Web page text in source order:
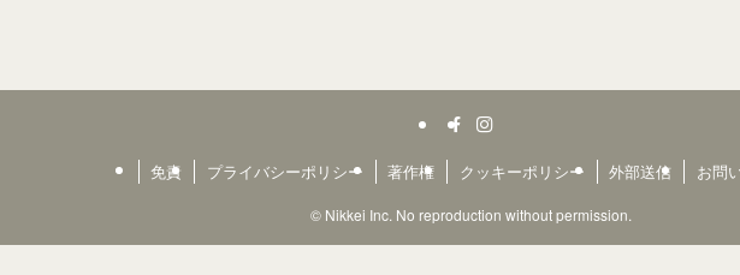
免責 プライバシーポリシー 著作権 クッキーポリシー 外部送信 お問
©Nikkei Inc. No reproduction without permission.